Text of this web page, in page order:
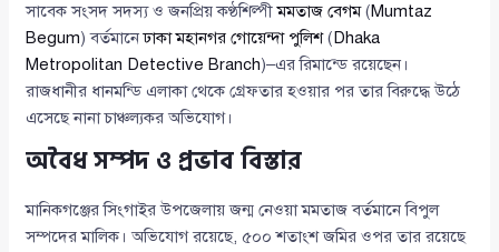
সাবেক সংসদ সদস্য ও জনপ্রিয় কণ্ঠশিল্পীমমতাজ বেগম(Mumtaz
Begum) বর্তমানেঢাকা মহানগর গোয়েন্দা পুলিশ( Dhaka
Metropolitan Detective Branch)–এর রিমান্ডে রয়েছেন।
রাজধানীর ধানমন্ডি এলাকা থেকে গ্রেফতার হওয়ার পর তার বিরুদ্ধে উঠে
এসেছে নানা চাঞ্চল্যকর অভিযোগ।
অবৈধ সম্পদ ও প্রভাব বিস্তার
মানিকগঞ্জের সিংগাইর উপজেলায় জন্ম নেওয়া মমতাজ বর্তমানে বিপুল
সম্পদের মালিক। অভিযোগ রয়েছে, ৫০০ শতাংশ জমির ওপর তার রয়েছে